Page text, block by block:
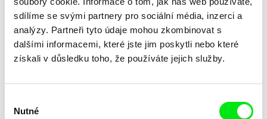
sdílíme se svými partnery pro sociální média, inzerci a
analýzy. Partneři tyto údaje mohou zkombinovat s
dalšími informacemi, které jste jim poskytli nebo které
získali v důsledku toho, že používáte jejich služby.
souhlasu
Nutné
Małgorzata Goździk Dominik György